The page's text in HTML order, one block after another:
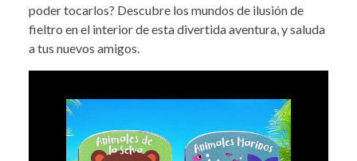
poder tocarlos? Descubre los mundos de ilusión de
fieltro en el interior de esta divertida aventura, y saluda
a tus nuevos amigos.